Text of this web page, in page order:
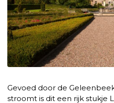
Gevoed door de
stroomt is dit een rijk stukje